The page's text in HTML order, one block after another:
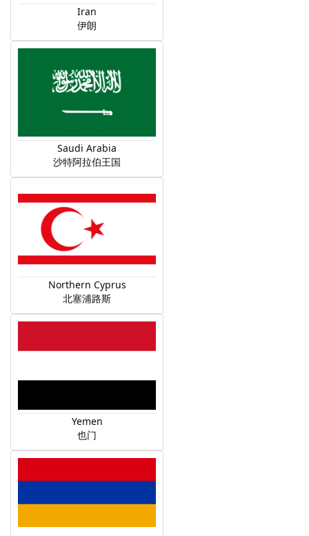
Iran
伊朗
Saudi Arabia
沙特阿拉伯王国
Northern Cyprus
北塞浦路斯
Yemen
也门